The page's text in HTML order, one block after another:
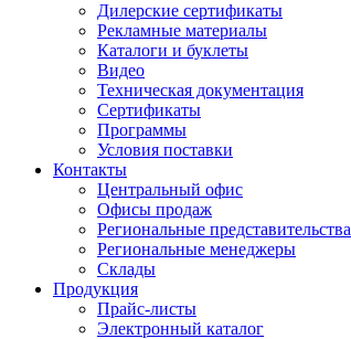
Дилерские сертификаты
Рекламные материалы
Каталоги и буклеты
Видео
Техническая документация
Сертификаты
Программы
Условия поставки
Контакты
Центральный офис
Офисы продаж
Региональные представительства
Региональные менеджеры
Склады
Продукция
Прайс-листы
Электронный каталог